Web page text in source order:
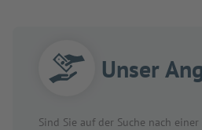
Unser
Sind Sie auf der Suche nach